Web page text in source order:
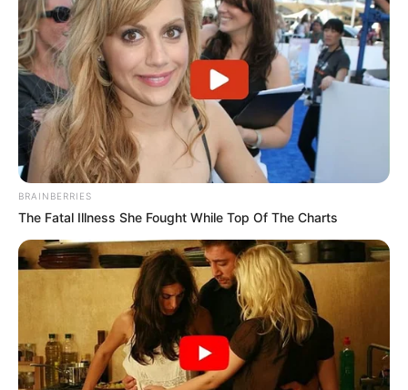
BRAINBERRIES
The Fatal Illness She Fought While Top Of The Charts